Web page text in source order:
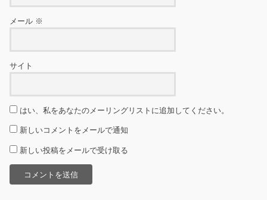
メール ※
サイト
はい、私をあなたのメーリングリストに追加してください。
新しいコメントをメールで通知
新しい投稿をメールで受け取る